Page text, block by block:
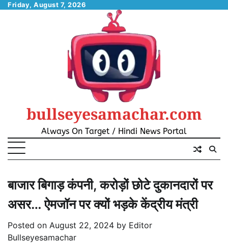
SkipFriday, August 7, 2026
bullseyesamachar.com
Always On Target / Hindi News Portal
बाजार बिगाड़ कंपनी, करोड़ों छोटे दुकानदारों पर
असर… ऐमजॉन पर क्यों भड़के केंद्रीय मंत्री
Posted on August 22, 2024 by Editor
Bullseyesamachar